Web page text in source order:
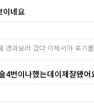
이네요
경과보러 갔다 이제서야 후
4번이나했는데이제잘됐